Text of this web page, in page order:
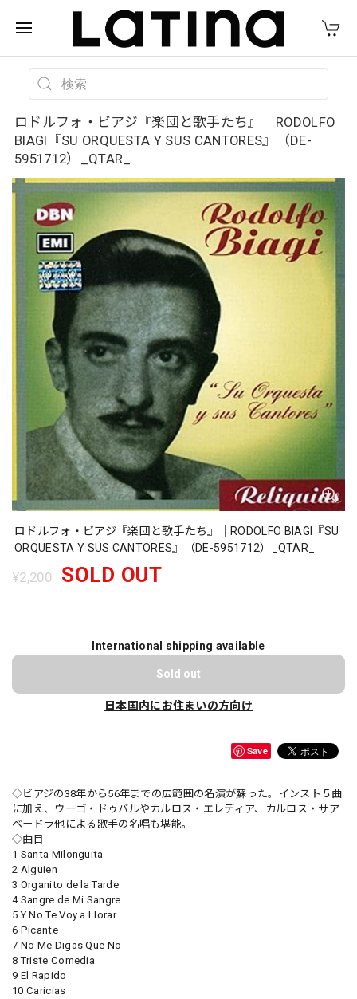
ロドルフォ・ビアジ『楽団と歌手たち』｜RODOLFO
BIAGI『SU ORQUESTA Y SUS CANTORES』（DE-
5951712）_QTAR_
ロドルフォ・ビアジ『楽団と歌手たち』｜RODOLFO BIAGI『SU
ORQUESTA Y SUS CANTORES』（DE-5951712）_QTAR_
¥2,200 SOLD OUT
International shipping available
Sold out
日本国内にお住まいの方向け
Save
◇ビアジの38年から56年までの広範囲の名演が蘇った。インスト５曲
に加え、ウーゴ・ドゥバルやカルロス・エレディア、カルロス・サア
ベードラ他による歌手の名唱も堪能。
◇曲目
1 Santa Milonguita
2 Alguien
3 Organito de la Tarde
4 Sangre de Mi Sangre
5 Y No Te Voy a Llorar
6 Picante
7 No Me Digas Que No
8 Triste Comedia
9 El Rapido
10 Caricias